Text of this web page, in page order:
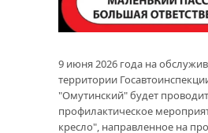
9 июня 2026 года на
территории
"Омутинский" будет
профилактическое
кресло", направленное на